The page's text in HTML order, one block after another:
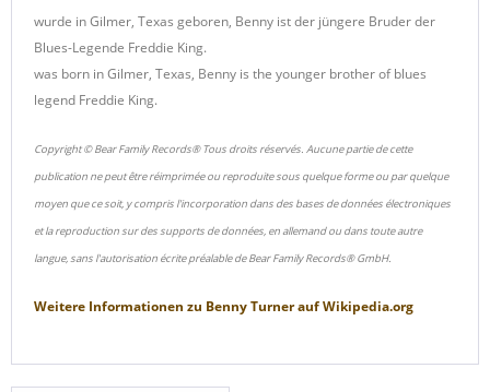
wurde in Gilmer, Texas geboren, Benny ist der jüngere Bruder der
Blues-Legende Freddie King.
was born in Gilmer, Texas, Benny is the younger brother of blues
legend Freddie King.
Copyright © Bear Family Records® Tous droits réservés. Aucune partie de cette
publication ne peut être réimprimée ou reproduite sous quelque forme ou par quelque
moyen que ce soit, y compris l'incorporation dans des bases de données électroniques
et la reproduction sur des supports de données, en allemand ou dans toute autre
langue, sans l'autorisation écrite préalable de Bear Family Records® GmbH.
Weitere Informationen zu Benny TurneraufWikipedia.org